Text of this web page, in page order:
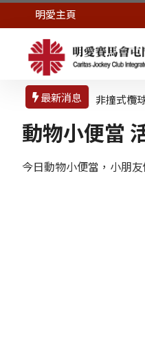
明愛主頁
最新消息
非撞式欖球訓練班園藝
作坊
動物小便當
今日動物小便當，小朋